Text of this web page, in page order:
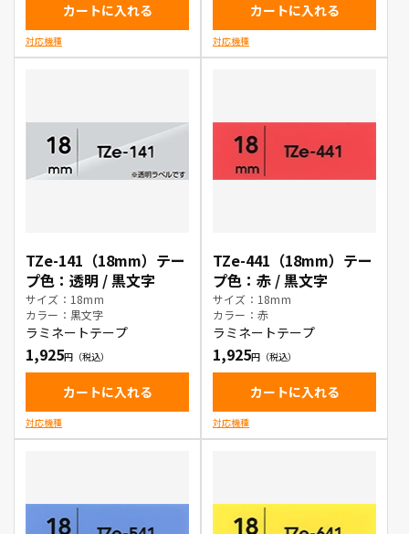
カートに入れる
対応機種
カートに入れる
対応機種
TZe-141（18mm）テー
プ色：透明 / 黒文字
サイズ：18mm
カラー：黒文字
ラミネートテープ
1,925
カートに入れる
対応機種
TZe-441（18mm）テー
プ色：赤 / 黒文字
サイズ：18mm
カラー：赤
ラミネートテープ
1,925
カートに入れる
対応機種